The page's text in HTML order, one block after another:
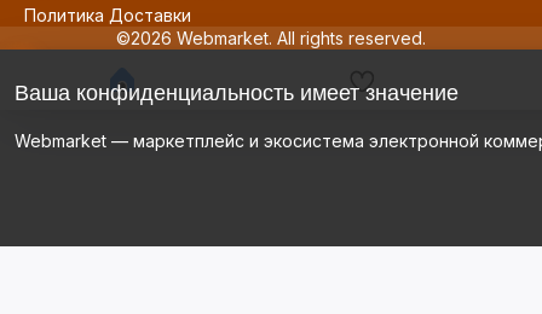
Политика Доставки
©2026 Webmarket. All rights reserved.
Ваша конфиденциальность имеет значение
Webmarket — маркетплейс и экосистема электронной